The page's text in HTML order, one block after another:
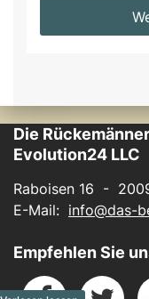
Die
Evolution24 LLC
Raboisen 16 -
E-Mail: info@das-
Empfehlen Sie